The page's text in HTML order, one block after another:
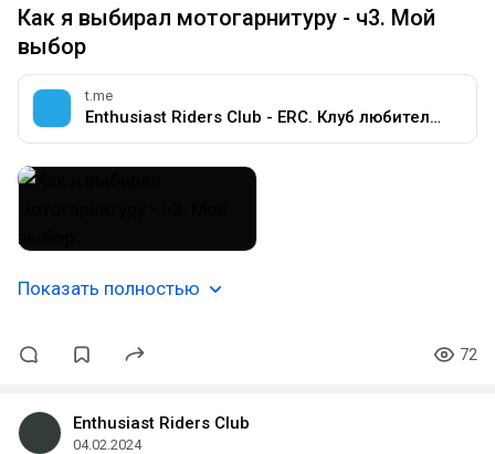
Как я выбирал мотогарнитуру - ч3. Мой
выбор
t.me
Enthusiast Riders Club - ERC. Клуб любителей мотоциклов разных марок.
Показать полностью
72
Enthusiast Riders Club
04.02.2024